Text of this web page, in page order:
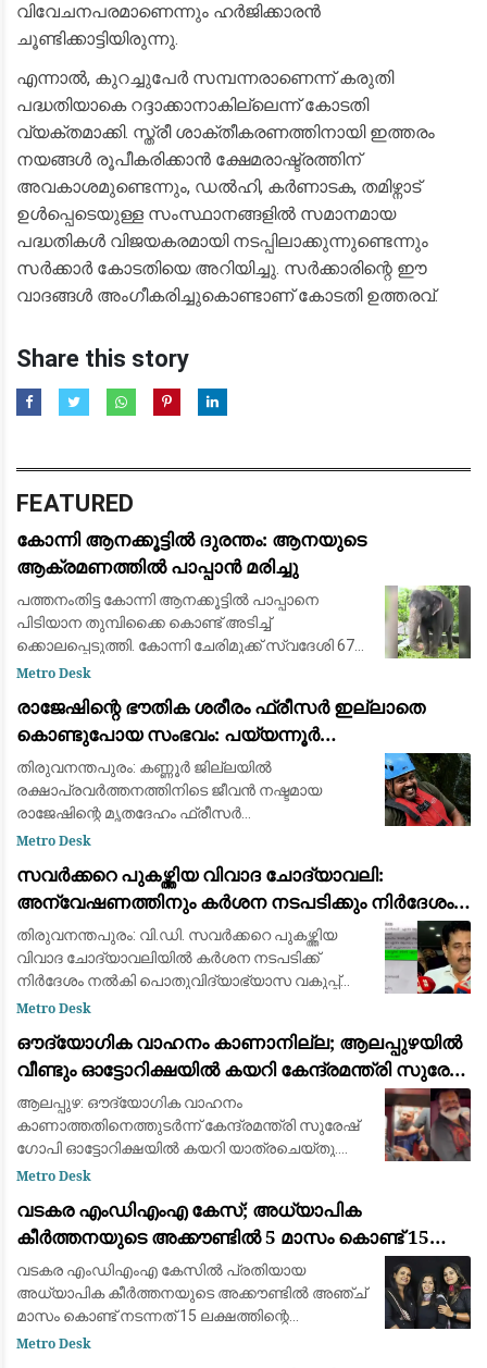
വിവേചനപരമാണെന്നും ഹർജിക്കാരൻ
ചൂണ്ടിക്കാട്ടിയിരുന്നു.
​എന്നാൽ, കുറച്ചുപേർ സമ്പന്നരാണെന്ന് കരുതി
പദ്ധതിയാകെ റദ്ദാക്കാനാകില്ലെന്ന് കോടതി
വ്യക്തമാക്കി. സ്ത്രീ ശാക്തീകരണത്തിനായി ഇത്തരം
നയങ്ങൾ രൂപീകരിക്കാൻ ക്ഷേമരാഷ്ട്രത്തിന്
അവകാശമുണ്ടെന്നും, ഡൽഹി, കർണാടക, തമിഴ്നാട്
ഉൾപ്പെടെയുള്ള സംസ്ഥാനങ്ങളിൽ സമാനമായ
പദ്ധതികൾ വിജയകരമായി നടപ്പിലാക്കുന്നുണ്ടെന്നും
സർക്കാർ കോടതിയെ അറിയിച്ചു. സർക്കാരിന്റെ ഈ
വാദങ്ങൾ അംഗീകരിച്ചുകൊണ്ടാണ് കോടതി ഉത്തരവ്.
Share this story
FEATURED
കോന്നി ആനക്കൂട്ടിൽ ദുരന്തം: ആനയുടെ
ആക്രമണത്തിൽ പാപ്പാൻ മരിച്ചു
പത്തനംതിട്ട കോന്നി ആനക്കൂട്ടിൽ പാപ്പാനെ
പിടിയാന തുമ്പിക്കൈ കൊണ്ട് അടിച്ച്
ക്കൊലപ്പെടുത്തി. കോന്നി ചേരിമുക്ക് സ്വദേശി 67
വയസുകാരനായ മോഹനൻ നായരാണ് മരിച്ചത്.
പ്രിയദർശിന
Metro Desk
രാജേഷിന്റെ ഭൗതിക ശരീരം ഫ്രീസർ ഇല്ലാതെ
കൊണ്ടുപോയ സംഭവം: പയ്യന്നൂർ
തഹസിൽദാറിനെ സസ്പെൻഡ് ചെയ്യാൻ
നിർദ്ദേശം
തിരുവനന്തപുരം: കണ്ണൂർ ജില്ലയിൽ
രക്ഷാപ്രവർത്തനത്തിനിടെ ജീവൻ നഷ്ടമായ
രാജേഷിന്റെ മൃതദേഹം ഫ്രീസർ
സൗകര്യമില്ലാതെ കൊണ്ടുപോയ സംഭവത്തിൽ
സസ്പെൻഡ് ചെയ്യാൻ നിർദ്ദേശം. ലാൻഡ്
റവന്യൂ
Metro Desk
സവർക്കറെ പുകഴ്ത്തിയ വിവാദ ചോദ്യാവലി:
അന്വേഷണത്തിനും കർശന നടപടിക്കും നിർദേശം
നൽകി വിദ്യാഭ്യാസ മന്ത്രി എൻ. ഷംസുദ്ദീൻ
തിരുവനന്തപുരം: വി.ഡി. സവർക്കറെ പുകഴ്ത്തിയ
വിവാദ ചോദ്യാവലിയിൽ കർശന നടപടിക്ക്
നിർദേശം നൽകി പൊതുവിദ്യാഭ്യാസ വകുപ്പ്
മന്ത്രി എൻ. ഷംസുദ്ദീൻ. അന്വേഷണം നടത്തി
സ്വീകരിക്കുവാൻ പൊ
Metro Desk
ഔദ്യോഗിക വാഹനം കാണാനില്ല; ആലപ്പുഴയിൽ
വീണ്ടും ഓട്ടോറിക്ഷയിൽ കയറി കേന്ദ്രമന്ത്രി സുരേഷ്
ഗോപി
ആലപ്പുഴ: ഔദ്യോഗിക വാഹനം
കാണാത്തതിനെത്തുടർന്ന് കേന്ദ്രമന്ത്രി സുരേഷ്
ഗോപി ഓട്ടോറിക്ഷയിൽ കയറി യാത്രചെയ്തു.
ആലപ്പുഴയിലായിരുന്നു സംഭവം. നേരത്തേ
വാഹനം കാണാത്തതിനെത്തു
Metro Desk
വടകര എംഡിഎംഎ കേസ്; അധ്യാപിക
കീർത്തനയുടെ അക്കൗണ്ടിൽ 5 മാസം കൊണ്ട് 15
ലക്ഷം രൂപയുടെ ഇടപാട്
വടകര എംഡിഎംഎ കേസിൽ പ്രതിയായ
അധ്യാപിക കീർത്തനയുടെ അക്കൗണ്ടിൽ അഞ്ച്
മാസം കൊണ്ട് നടന്നത് 15 ലക്ഷത്തിന്റെ
സാമ്പത്തിക ഇടപാടെന്ന് പൊലീസ്. അക്കൗണ്ടിൽ
Metro Desk